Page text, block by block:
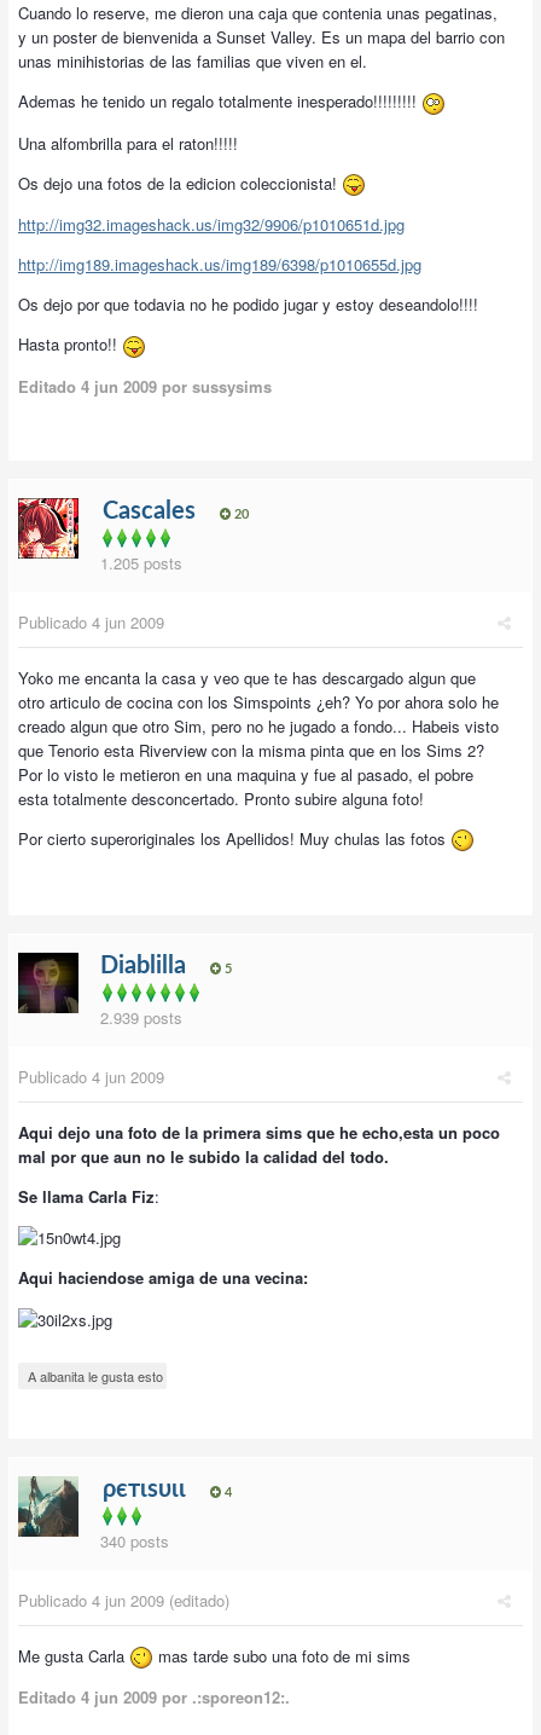
Cuando lo reserve, me dieron una caja que contenia unas pegatinas,
y un poster de bienvenida a Sunset Valley. Es un mapa del barrio con
unas minihistorias de las familias que viven en el.
Ademas he tenido un regalo totalmente inesperado!!!!!!!!!
Una alfombrilla para el raton!!!!!
Os dejo una fotos de la edicion coleccionista!
http://img32.imageshack.us/img32/9906/p1010651d.jpg
http://img189.imageshack.us/img189/6398/p1010655d.jpg
Os dejo por que todavia no he podido jugar y estoy deseandolo!!!!
Hasta pronto!!
Editado 4 jun 2009 por sussysims
Cascales 20
1.205 posts
Publicado 4 jun 2009
Yoko me encanta la casa y veo que te has descargado algun que
otro articulo de cocina con los Simspoints ¿eh? Yo por ahora solo he
creado algun que otro Sim, pero no he jugado a fondo... Habeis visto
que Tenorio esta Riverview con la misma pinta que en los Sims 2?
Por lo visto le metieron en una maquina y fue al pasado, el pobre
esta totalmente desconcertado. Pronto subire alguna foto!
Por cierto superoriginales los Apellidos! Muy chulas las fotos
Diablilla 5
2.939 posts
Publicado 4 jun 2009
Aqui dejo una foto de la primera sims que he echo,esta un poco
mal por que aun no le subido la calidad del todo.
Se llama Carla Fiz:
Aqui haciendose amiga de una vecina:
A albanita le gusta esto
ρєтιѕυιι 4
340 posts
Publicado 4 jun 2009 (editado)
Me gusta Carla
mas tarde subo una foto de mi sims
Editado 4 jun 2009 por .:sporeon12:.